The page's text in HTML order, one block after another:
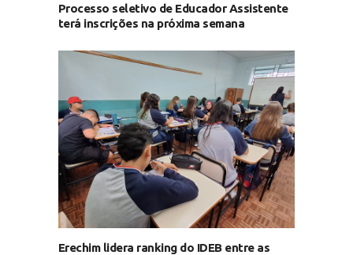
Processo seletivo de Educador Assistente
terá inscrições na próxima semana
Erechim lidera ranking do IDEB entre as